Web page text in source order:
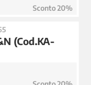
Sconto 20%
(Cod.KA-